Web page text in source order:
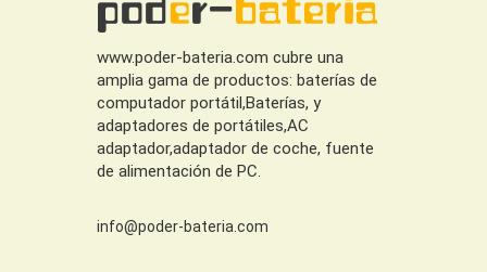
www.poder-bateria.com cubre una
amplia gama de productos: baterías de
computador portátil,Baterías, y
adaptadores de portátiles,AC
adaptador,adaptador de coche, fuente
de alimentación de PC.
info@poder-bateria.com